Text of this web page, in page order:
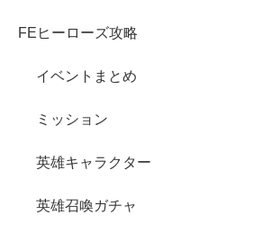
FEヒーローズ攻略
イベントまとめ
ミッション
英雄キャラクター
英雄召喚ガチャ